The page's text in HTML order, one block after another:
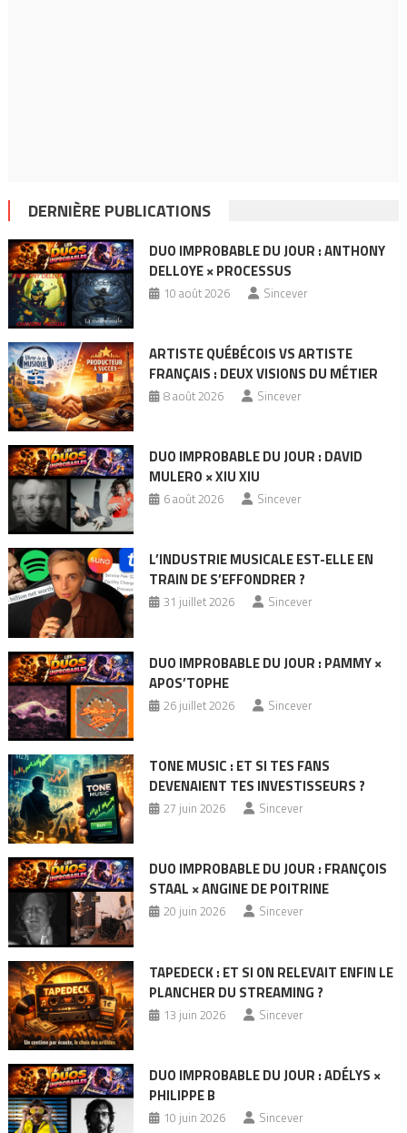
DERNIÈRE PUBLICATIONS
DUO IMPROBABLE DU JOUR : ANTHONY
DELLOYE × PROCESSUS
10 août 2026 Sincever
ARTISTE QUÉBÉCOIS VS ARTISTE
FRANÇAIS : DEUX VISIONS DU MÉTIER
8 août 2026 Sincever
DUO IMPROBABLE DU JOUR : DAVID
MULERO × XIU XIU
6 août 2026 Sincever
L’INDUSTRIE MUSICALE EST-ELLE EN
TRAIN DE S’EFFONDRER ?
31 juillet 2026 Sincever
DUO IMPROBABLE DU JOUR : PAMMY ×
APOS’TOPHE
26 juillet 2026 Sincever
TONE MUSIC : ET SI TES FANS
DEVENAIENT TES INVESTISSEURS ?
27 juin 2026 Sincever
DUO IMPROBABLE DU JOUR : FRANÇOIS
STAAL × ANGINE DE POITRINE
20 juin 2026 Sincever
TAPEDECK : ET SI ON RELEVAIT ENFIN LE
PLANCHER DU STREAMING ?
13 juin 2026 Sincever
DUO IMPROBABLE DU JOUR : ADÉLYS ×
PHILIPPE B
10 juin 2026 Sincever